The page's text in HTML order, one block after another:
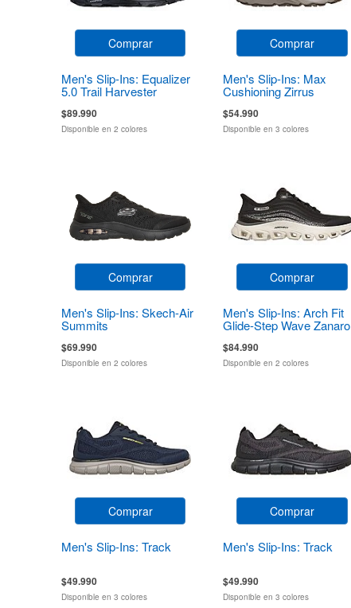
Comprar
Men's Slip-Ins: Equalizer
5.0 Trail Harvester
$89.990
Disponible en 2 colores
Comprar
Men's Slip-Ins: Max
Cushioning Zirrus
Zirrostratus
$54.990
Disponible en 3 colores
Comprar
Men's Slip-Ins: Skech-Air
Summits
$69.990
Disponible en 2 colores
Comprar
Men's Slip-Ins: Arch Fit
Glide-Step Wave Zanaro
$84.990
Disponible en 2 colores
Comprar
Men's Slip-Ins: Track
$49.990
Disponible en 3 colores
Comprar
Men's Slip-Ins: Track
$49.990
Disponible en 3 colores